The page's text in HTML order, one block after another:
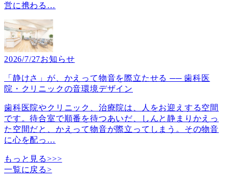
営に携わる …
2026/7/27お知らせ
「静けさ」が、かえって物音を際立たせる ── 歯科医
院・クリニックの音環境デザイン
歯科医院やクリニック、治療院は、人をお迎えする空間
です。待合室で順番を待つあいだ、しんと静まりかえっ
た空間だと、かえって物音が際立ってしまう。その物音
に心を配っ …
もっと見る>>>
一覧に戻る>